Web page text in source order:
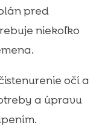
pred
niekoľko
očí a
a úpravu